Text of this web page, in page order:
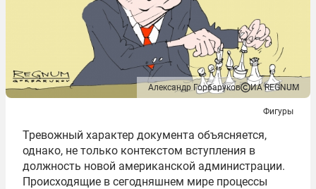
Александр Горбаруков ИА REGNUM
Фигуры
Тревожный характер документа объясняется,
однако, не только контекстом вступления в
должность новой американской администрации.
Происходящие в сегодняшнем мире процессы